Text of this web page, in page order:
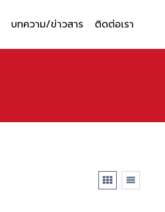
บทความ/ข่าวสาร ติดต่อเรา